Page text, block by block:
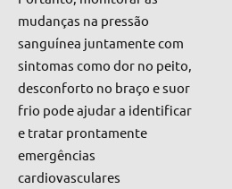
mudanças na pressão
sanguínea juntamente com
sintomas como dor no peito,
desconforto no braço e suor
frio pode ajudar a identificar
e tratar prontamente
emergências
cardiovasculares